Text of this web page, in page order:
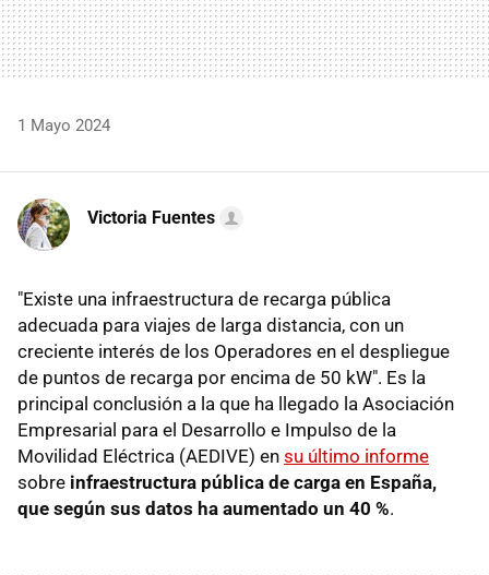
1 Mayo 2024
Victoria Fuentes
"Existe una infraestructura de recarga pública
adecuada para viajes de larga distancia, con un
creciente interés de los Operadores en el despliegue
de puntos de recarga por encima de 50 kW". Es la
principal conclusión a la que ha llegado la Asociación
Empresarial para el Desarrollo e Impulso de la
Movilidad Eléctrica (AEDIVE) en su último informe
sobre infraestructura pública de carga en España,
que según sus datos ha aumentado un 40 %.